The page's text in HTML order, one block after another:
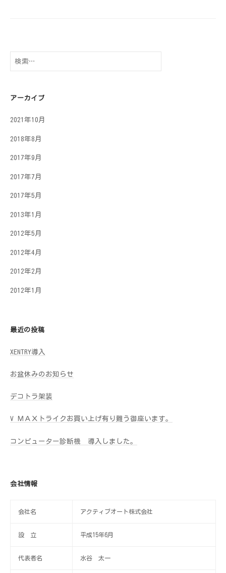
検
索:
アーカイブ
2021年10月
2018年8月
2017年9月
2017年7月
2017年5月
2013年1月
2012年5月
2012年4月
2012年2月
2012年1月
最近の投稿
XENTRY導入
お盆休みのお知らせ
デコトラ架装
V ＭＡＸトライクお買い上げ有り難う御座います。
コンピューター診断機 導入しました。
会社情報
会社名 アクティブオート株式会社
設 立 平成15年6月
代表者名 水谷 太一